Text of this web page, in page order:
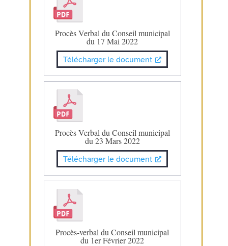
Procès Verbal du Conseil municipal
du 17 Mai 2022
Télécharger le document
Procès Verbal du Conseil municipal
du 23 Mars 2022
Télécharger le document
Procès-verbal du Conseil municipal
du 1er Février 2022